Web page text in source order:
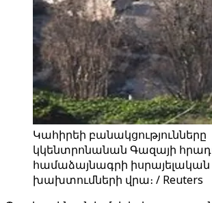
Կահիրեի բանակցությունները
կկենտրոնանան Գազայի
համաձայնագրի իսրայելական
խախտումների վրա։ / Reuters